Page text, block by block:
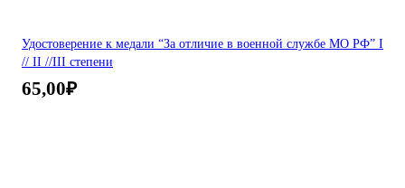
Удостоверение к медали “За отличие в военной службе МО РФ” I
// II //III степени
65,00₽